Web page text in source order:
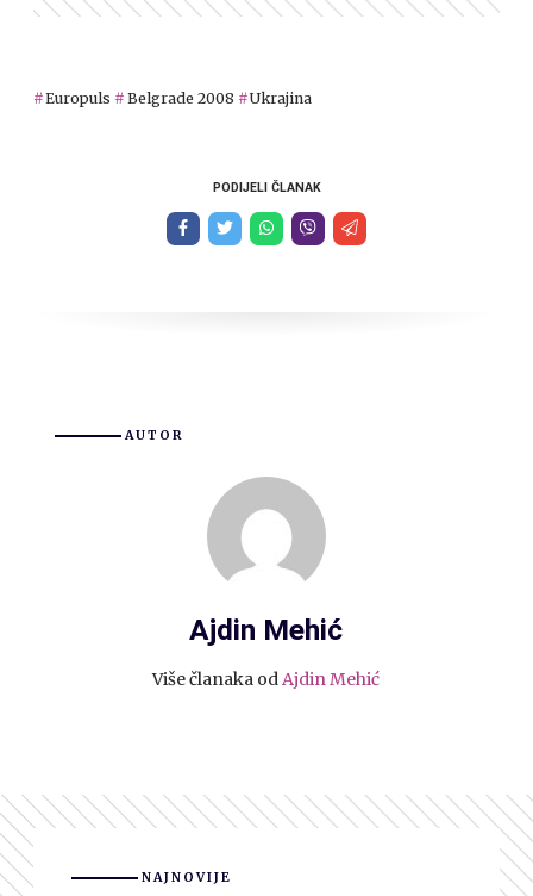
Europuls Belgrade 2008 Ukrajina
PODIJELI ČLANAK
AUTOR
Ajdin Mehić
Više članaka odAjdin Mehić
NAJNOVIJE